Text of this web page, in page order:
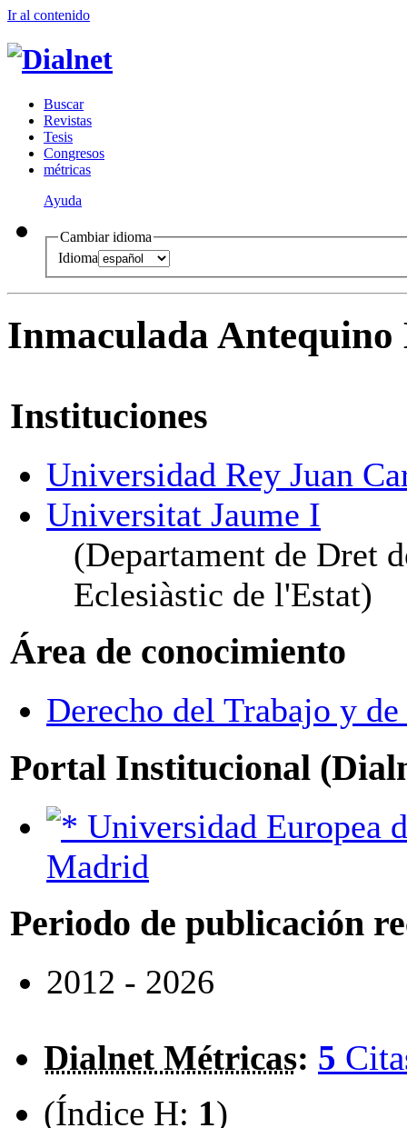
Ir al contenido
Buscar
Revistas
Tesis
Congresos
métricas
Ayuda
Cambiar idioma
Idioma
Inmaculada Antequino
Instituciones
Universidad Rey Juan
Universitat Jaume I
(Departament de Dret
Eclesiàstic de l'Estat)
Área de conocimiento
Derecho del Trabajo y
Portal Institucional
Madrid
Periodo de publicación
2012 - 2026
Dialnet Métricas: 5
(Índice H: 1)